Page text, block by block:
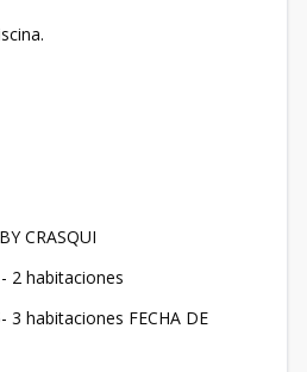
CRASQUI
2 habitaciones
3 habitaciones FECHA DE